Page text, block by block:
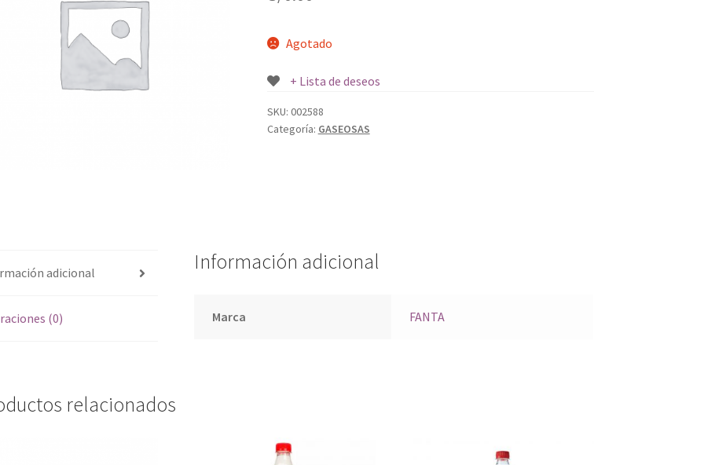
Agotado
+ Lista de deseos
SKU: 002588
Categoría: GASEOSAS
adicional
(0)
Información adicional
Marca FANTA
relacionados